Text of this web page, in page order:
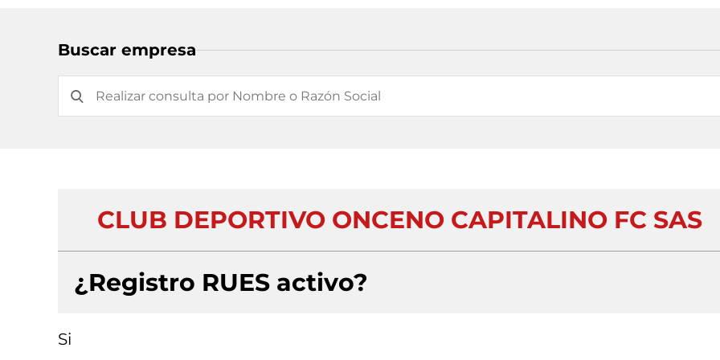
Buscar empresa
CLUB DEPORTIVO ONCENO CAPITALINO FC SAS
¿Registro RUES activo?
Si